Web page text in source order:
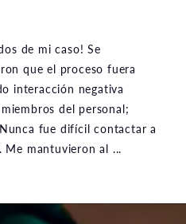
de mi caso! Se
que el proceso fuera
interacción negativa
del personal;
fue difícil contactar a
Me mantuvieron al ...